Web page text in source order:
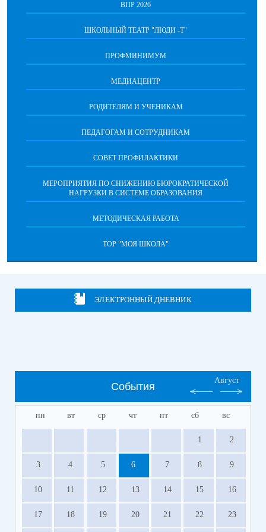
ВПР 2026
ШКОЛЬНЫЙ ТЕАТР "ЛЮДИ -Т"
ПРОФМИНИМУМ
МЕДИАЦЕНТР
РОДИТЕЛЯМ И УЧЕНИКАМ
ПЕДАГОГАМ И СОТРУДНИКАМ
СОВЕТ ПРОФИЛАКТИКИ
МЕРОПРИЯТИЯ ПО СНИЖЕНИЮ БЮРОКРАТИЧЕСКОЙ
НАГРУЗКИ В СИСТЕМЕ ОБРАЗОВАНИЯ
МЕТОДИЧЕСКАЯ РАБОТА
ТОР "МОЯ ШКОЛА"
ЭЛЕКТРОННЫЙ ДНЕВНИК
События
Август
пн вт ср чт пт сб вс
1 2
3 4 5 6 7 8 9
10 11 12 13 14 15 16
17 18 19 20 21 22 23